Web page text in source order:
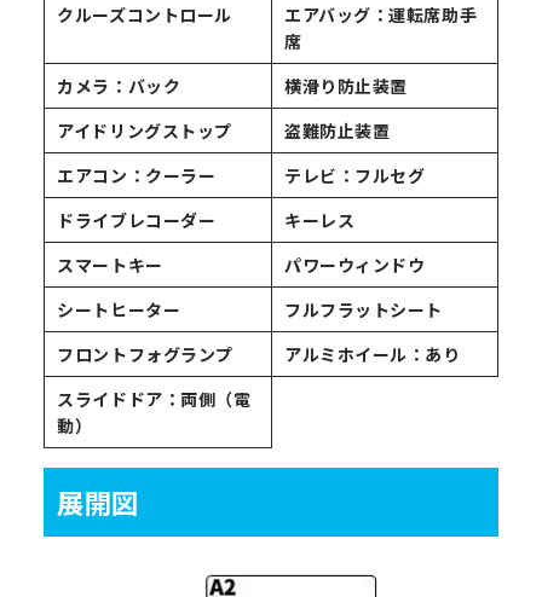
クルーズコントロール
エアバッグ：運転席助手
席
カメラ：バック
横滑り防止装置
アイドリングストップ
盗難防止装置
エアコン：クーラー
テレビ：フルセグ
ドライブレコーダー
キーレス
スマートキー
パワーウィンドウ
シートヒーター
フルフラットシート
フロントフォグランプ
アルミホイール：あり
スライドドア：両側（電
動）
展開図